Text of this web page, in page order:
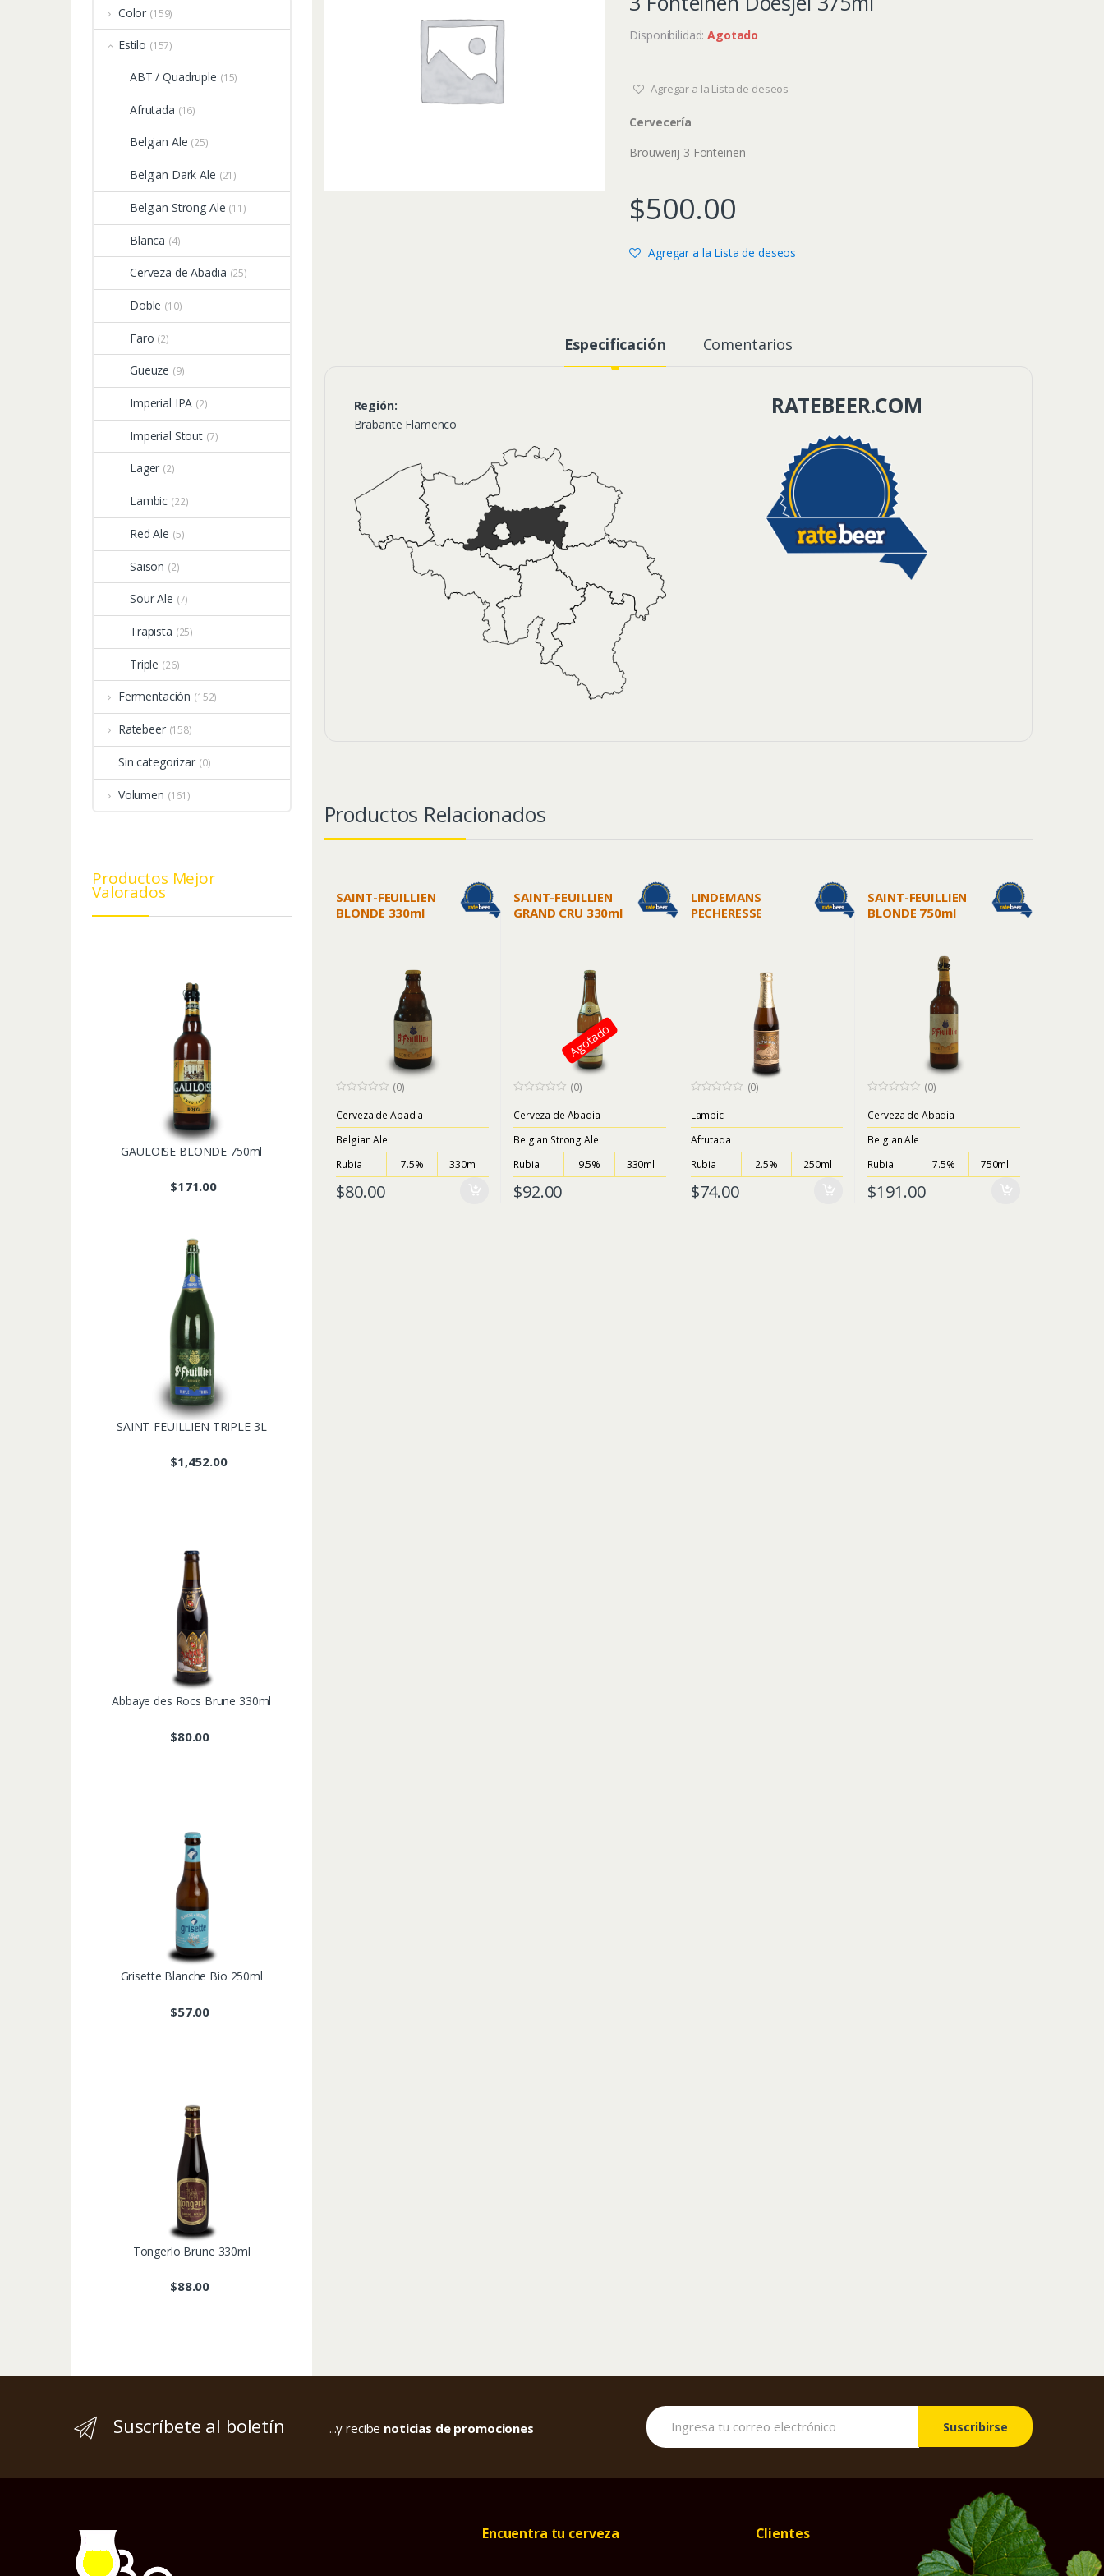
Disponibilidad:Agotado
Agregar a la Lista de deseos
Cervecería
Brouwerij 3 Fonteinen
$500.00
Agregar a la Lista de deseos
Especificación Comentarios
Región:
Brabante Flamenco
RATEBEER.COM
Productos Relacionados
SAINT-FEUILLIEN
BLONDE 330ml
o
u
t
o
f
5
(0)
Cerveza de Abadia
Belgian Ale
Rubia
7.5% 330ml
$80.00
Agotado
SAINT-FEUILLIEN
GRAND CRU 330ml
o
u
t
o
f
5
(0)
Cerveza de Abadia
Belgian Strong Ale
Rubia
9.5% 330ml
$92.00
LINDEMANS
PECHERESSE
o
u
t
o
f
5
(0)
Lambic
Afrutada
Rubia
2.5% 250ml
$74.00
SAINT-FEUILLIEN
BLONDE 750ml
o
u
t
o
f
5
(0)
Cerveza de Abadia
Belgian Ale
Rubia
7.5% 750ml
$191.00
Color (159)
Estilo (157)
ABT / Quadruple (15)
Afrutada (16)
Belgian Ale (25)
Belgian Dark Ale (21)
Belgian Strong Ale (11)
Blanca (4)
Cerveza de Abadia (25)
Doble (10)
Faro (2)
Gueuze (9)
Imperial IPA (2)
Imperial Stout (7)
Lager (2)
Lambic (22)
Red Ale (5)
Saison (2)
Sour Ale (7)
Trapista (25)
Triple (26)
Fermentación (152)
Ratebeer (158)
Sin categorizar (0)
Volumen (161)
Productos Mejor
Valorados
GAULOISE BLONDE 750ml
$171.00
SAINT-FEUILLIEN TRIPLE 3L
$1,452.00
Abbaye des Rocs Brune 330ml
$80.00
Grisette Blanche Bio 250ml
$57.00
Tongerlo Brune 330ml
$88.00
Suscríbete al boletín ...y recibe noticias de promociones Suscribirse
Encuentra tu cerveza Clientes